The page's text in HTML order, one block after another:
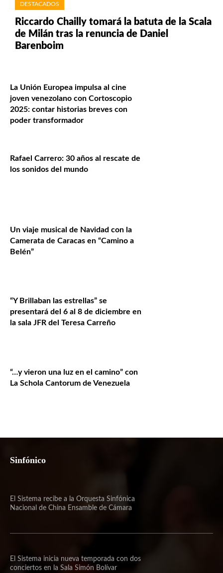
DESTACADOS
Riccardo Chailly tomará la batuta de la Scala
de Milán tras la renuncia de Daniel
Barenboim
La Unión Europea impulsa al cine
joven venezolano con Cortoscopio
2025: contar historias breves con
poder transformador
Rafael Carrero: 30 años al rescate de
los sonidos del mundo
Un viaje musical de Navidad con la
Camerata de Caracas en “Camino a
Belén”
“Y Brillaban las estrellas” se
presentará del 6 al 8 de diciembre en
la sala JFR del Teresa Carreño
“…y vieron una luz en el camino” con
La Schola Cantorum de Venezuela
Sinfónico
El Sistema recibe a la Orquesta Sinfónica
Nacional de China Ensamble de Cámara
El Sistema inicia nueva temporada con dos
conciertos en la Sala Simón Bolívar